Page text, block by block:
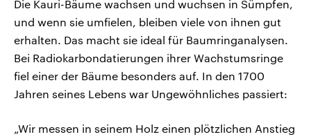
Die Kauri-Bäume wachsen und wuchsen in Sümpfen,
und wenn sie umfielen, bleiben viele von ihnen gut
erhalten. Das macht sie ideal für Baumringanalysen.
Bei Radiokarbondatierungen ihrer Wachstumsringe
fiel einer der Bäume besonders auf. In den 1700
Jahren seines Lebens war Ungewöhnliches passiert:
„Wir messen in seinem Holz einen plötzlichen Anstieg